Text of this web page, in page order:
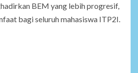
BEM yang lebih progresif,
bagi seluruh mahasiswa ITP2I.